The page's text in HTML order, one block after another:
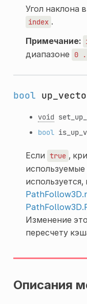
Угол наклона
index .
Примечание:
диапазоне 0
bool
void
bool
Если true ,
используется,
Изменение
пересчету
Описания